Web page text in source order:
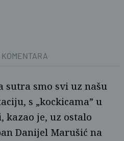
KOMENTARA
sutra smo svi uz našu
s „kockicama” u
kazao je, uz ostalo
Danijel Marušić na